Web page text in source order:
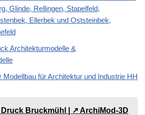
Glinde, Rellingen, Stapelfeld,
Ellerbek und Oststeinbek,
Architekturmodelle &
Modellbau für Architektur und Industrie HH
Druck Bruckmühl | ↗️ ArchiMod-3D